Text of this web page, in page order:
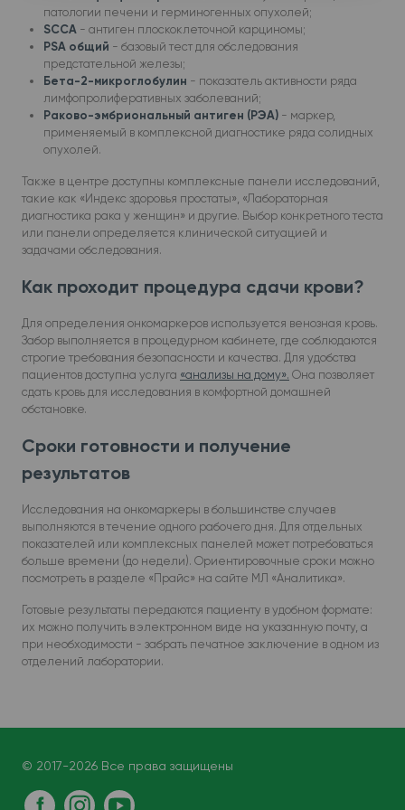
патологии печени и герминогенных опухолей;
SCCA - антиген плоскоклеточной карциномы;
PSA общий - базовый тест для обследования
предстательной железы;
Бета-2-микроглобулин - показатель активности ряда
лимфопролиферативных заболеваний;
Раково-эмбриональный антиген (РЭА) - маркер,
применяемый в комплексной диагностике ряда солидных
опухолей.
Также в центре доступны комплексные панели исследований,
такие как «Индекс здоровья простаты», «Лабораторная
диагностика рака у женщин» и другие. Выбор конкретного теста
или панели определяется клинической ситуацией и
задачами обследования.
Как проходит процедура сдачи крови?
Для определения онкомаркеров используется венозная кровь.
Забор выполняется в процедурном кабинете, где соблюдаются
строгие требования безопасности и качества. Для удобства
пациентов доступна услуга «анализы на дому». Она позволяет
сдать кровь для исследования в комфортной домашней
обстановке.
Сроки готовности и получение
результатов
Исследования на онкомаркеры в большинстве случаев
выполняются в течение одного рабочего дня. Для отдельных
показателей или комплексных панелей может потребоваться
больше времени (до недели). Ориентировочные сроки можно
посмотреть в разделе «Прайс» на сайте МЛ «Аналитика».
Готовые результаты передаются пациенту в удобном формате:
их можно получить в электронном виде на указанную почту, а
при необходимости - забрать печатное заключение в одном из
отделений лаборатории.
© 2017-2026 Все права защищены